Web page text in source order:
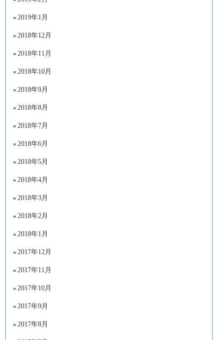
2019年1月
2018年12月
2018年11月
2018年10月
2018年9月
2018年8月
2018年7月
2018年6月
2018年5月
2018年4月
2018年3月
2018年2月
2018年1月
2017年12月
2017年11月
2017年10月
2017年9月
2017年8月